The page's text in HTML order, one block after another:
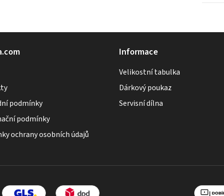
podmínky
podmínky
ochrany osobních údajů
Informace
Velikostní tabulka
Dárkový poukaz
Servisní dílna